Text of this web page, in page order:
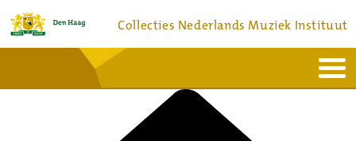
Collecties Nederlands Muziek Instituut
Bronnen en collecties